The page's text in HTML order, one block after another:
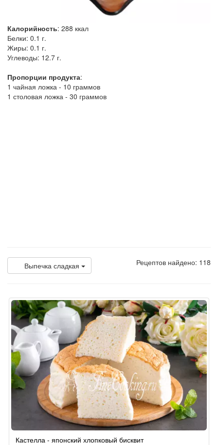
Калорийность: 288 ккал
Белки: 0.1 г.
Жиры: 0.1 г.
Углеводы: 12.7 г.
Пропорции продукта:
1 чайная ложка - 10 граммов
1 столовая ложка - 30 граммов
Выпечка сладкая Рецептов найдено: 118
Кастелла - японский хлопковый бисквит